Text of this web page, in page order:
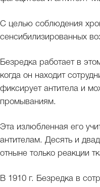
С целью соблюдения
сенсибилизированных
Безредка работает в
когда он находит
фиксирует антитела и
промываниям.
Эта излюбленная его
антителам. Десять и
отныне только реакции
В 1910 г. Безредка в